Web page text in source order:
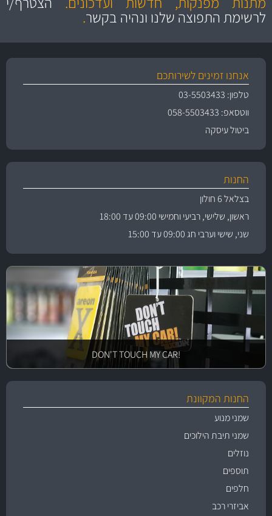
לרשימת התפוצה שלנו ונהיה בקשר.
אנחנו זמינים לשירותכם
טלפון: 03-5503433
ווטסאפ: 058-5503433
ביטול עיסקה
החנות
בצלאל 6 חולון
ראשון, שלישי, רביעי וחמישי 09:00 עד 18:00
שני, שישי וערבי חג 09:00 עד 15:00
!DON'T TOUCH MY CAR
החנות המקוונת
שמני מנוע
שמני תיבת הילוכים
נוזלים
תוספים
חלפים
אביזרי רכב